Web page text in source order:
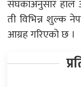
संघकाअनुसार हाल
ती विभिन्न शुल्क
आग्रह गरिएको छ ।